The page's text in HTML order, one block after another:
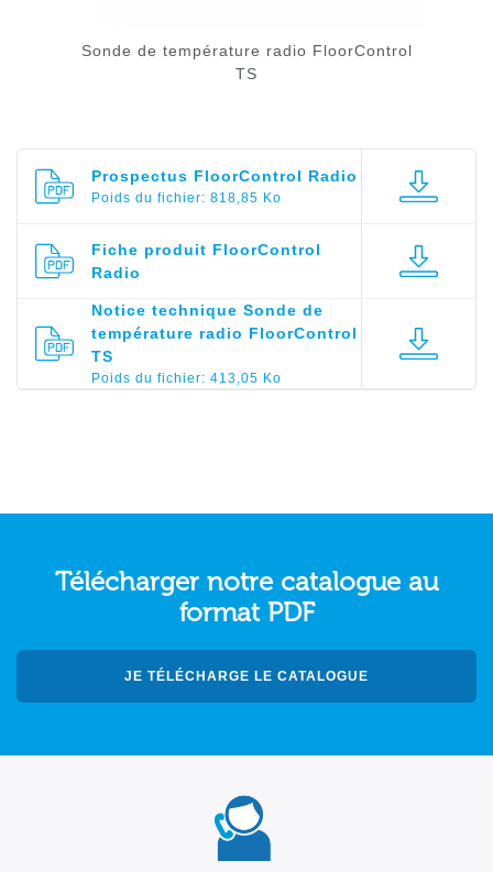
Sonde de température radio FloorControl
TS
Prospectus FloorControl Radio
Poids du fichier: 818,85 Ko
Fiche produit FloorControl
Radio
Notice technique Sonde de
température radio FloorControl
TS
Poids du fichier: 413,05 Ko
Télécharger notre catalogue au
format PDF
JE TÉLÉCHARGE LE CATALOGUE